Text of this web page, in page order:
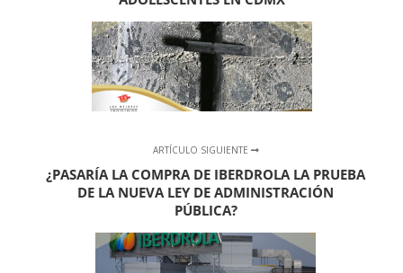
ARTÍCULO SIGUIENTE
¿PASARÍA LA COMPRA DE IBERDROLA LA PRUEBA
DE LA NUEVA LEY DE ADMINISTRACIÓN
PÚBLICA?